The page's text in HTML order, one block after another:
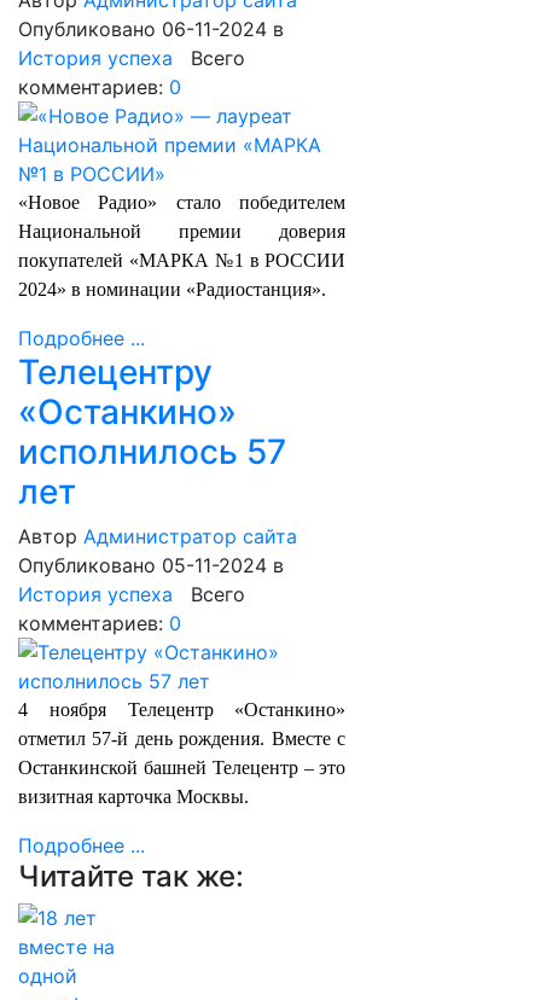
Опубликовано 06-11-2024 в
История успеха Всего
комментариев: 0
«Новое Радио» стало победителем
Национальной премии доверия
покупателей «МАРКА №1 в РОССИИ
2024» в номинации «Радиостанция».
Подробнее ...
Телецентру
«Останкино»
исполнилось 57
лет
Автор Администратор сайта
Опубликовано 05-11-2024 в
История успеха Всего
комментариев: 0
4 ноября Телецентр «Останкино»
отметил 57-й день рождения. Вместе с
Останкинской башней Телецентр – это
визитная карточка Москвы.
Подробнее ...
Читайте так же: